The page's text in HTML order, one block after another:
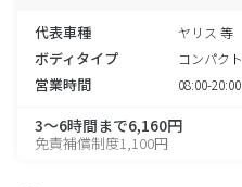
代表車種 ヤリス 等
ボディタイプ コンパクト
営業時間 08:00-20:00
3～6時間まで6,160円
免責補償制度1,100円